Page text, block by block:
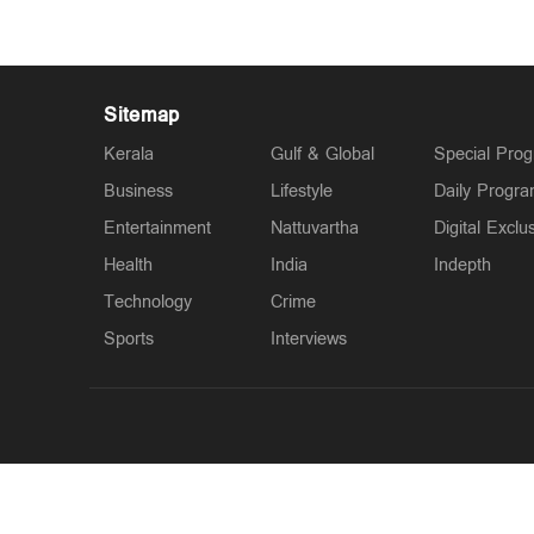
Sitemap
Kerala
Business
Entertainment
Health
Technology
Sports
Gulf & Global
Lifestyle
Nattuvartha
India
Crime
Interviews
Special
Daily
Digital
Indepth